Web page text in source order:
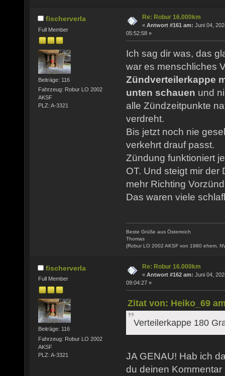
fischerverla
Full Member
Beiträge: 116
Fahrzeug: Robur LO 2002
AKSF
PLZ: A-3321
Re: Robur 16.000km
« Antwort #161 am: Juni 04,
05:52:58 »
Ich sag dir was, das
war es menschliches
Zündverteilerkappe
unten schauen und
alle Zündzeitpunkte
verdreht.
Bis jetzt noch nie
verkehrt drauf passt.
Zündung funktioniert
OT. Und steigt mir der
mehr Richting
Das waren viele
Beste Grüße aus Österreich
Thomas
(Robur LO 2002 AKSF von 1980 ehem.
fischerverla
Full Member
Beiträge: 116
Fahrzeug: Robur LO 2002
AKSF
PLZ: A-3321
Re: Robur 16.000km
« Antwort #162 am: Juni 04,
09:04:27 »
Zitat von: Heiko_69
Verteilerkappe 180
JA GENAU! Hab ich
du deinen Kommentar